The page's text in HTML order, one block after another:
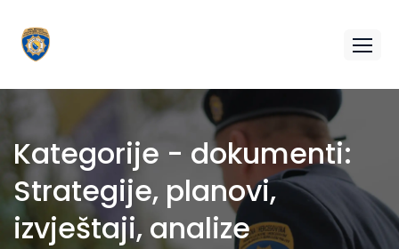
Kategorije - dokumenti:
Strategije, planovi,
izvještaji, analize